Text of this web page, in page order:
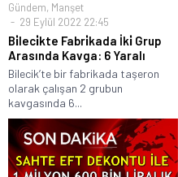
Gündem, Manşet
29 Eylül 2022 22:45
Bi̇leci̇kte Fabri̇kada İki̇ Grup
Arasında Kavga: 6 Yaralı
Bilecik’te bir fabrikada taşeron
olarak çalışan 2 grubun
kavgasında 6...